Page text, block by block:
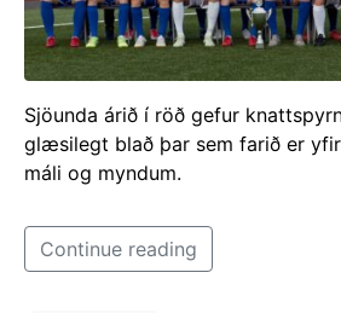
Sjöunda árið í röð gefur
glæsilegt blað þar sem farið er
máli og myndum.
Continue reading